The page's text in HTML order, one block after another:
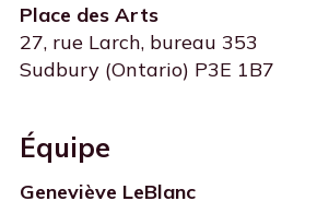
Place des Arts
27, rue Larch, bureau 353
Sudbury (Ontario) P3E 1B7
Équipe
Geneviève LeBlanc